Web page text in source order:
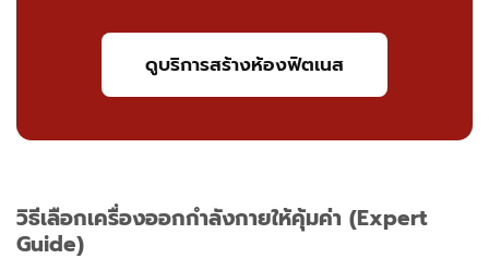
ดูบริการสร้างห้องฟิตเนส
วิธีเลือกเครื่องออกกำลังกายให้คุ้มค่า (Expert
Guide)